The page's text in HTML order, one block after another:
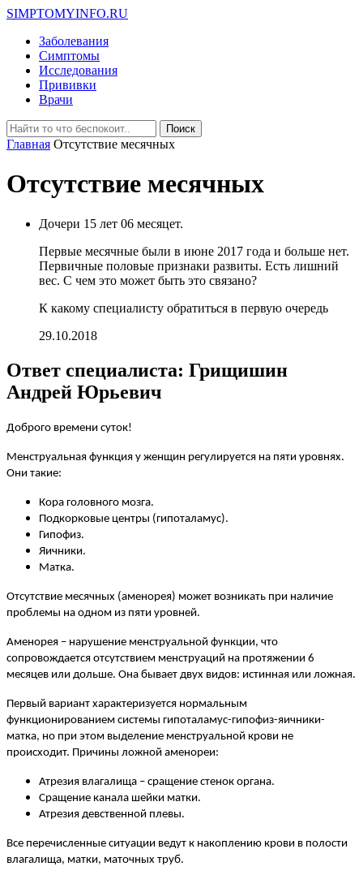
SIMPTOMYINFO.RU
Заболевания
Симптомы
Исследования
Прививки
Врачи
Главная Отсутствие месячных
Отсутствие месячных
Дочери 15 лет 06 месяцет.
Первые месячные были в июне 2017 года и больше нет.
Первичные половые признаки развиты. Есть лишний
вес. С чем это может быть это связано?
К какому специалисту обратиться в первую очередь
29.10.2018
Ответ специалиста: Грищишин
Aндрей Юрьевич
Доброго времени суток!
Менструальная функция у женщин регулируется на пяти уровнях.
Они такие:
Кора головного мозга.
Подкорковые центры (гипоталамус).
Гипофиз.
Яичники.
Матка.
Отсутствие месячных (аменорея) может возникать при наличие
проблемы на одном из пяти уровней.
Аменорея – нарушение менструальной функции, что
сопровождается отсутствием менструаций на протяжении 6
месяцев или дольше. Она бывает двух видов: истинная или ложная.
Первый вариант характеризуется нормальным
функционированием системы гипоталамус-гипофиз-яичники-
матка, но при этом выделение менструальной крови не
происходит. Причины ложной аменореи:
Атрезия влагалища – сращение стенок органа.
Сращение канала шейки матки.
Атрезия девственной плевы.
Все перечисленные ситуации ведут к накоплению крови в полости
влагалища, матки, маточных труб.